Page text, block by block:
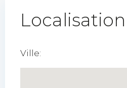
Localisation
Ville: